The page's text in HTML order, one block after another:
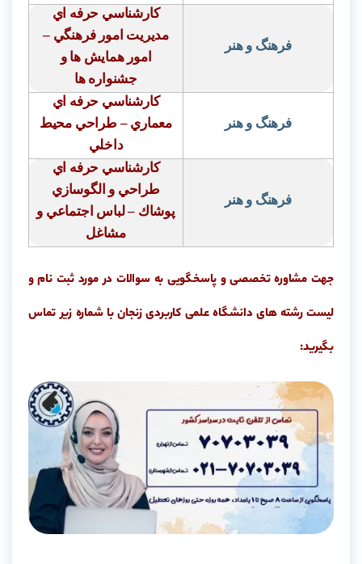
فرهنگ و هنر
كارشناسي حرفه اي
مديريت امور فرهنگي –
امور همايش ها و
جشنواره ها
فرهنگ و هنر
كارشناسي حرفه اي
معماري – طراحي محيط
داخلي
فرهنگ و هنر
كارشناسي حرفه اي
طراحي و الگوسازي
پوشاك – لباس اجتماعي و
مشاغل
جهت مشاوره تخصصی و پاسخگویی به سوالات در مورد ثبت نام و
لیست رشته های دانشگاه علمی کاربردی زنجان با شماره زیر تماس
بگیرید: